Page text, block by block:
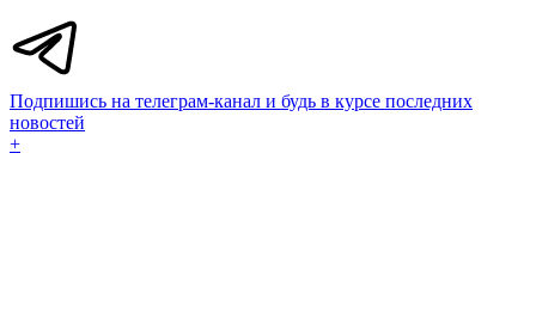
Подпишись на телеграм-канал и будь в курсе последних
новостей
+